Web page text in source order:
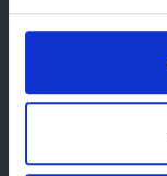
Aree tematiche